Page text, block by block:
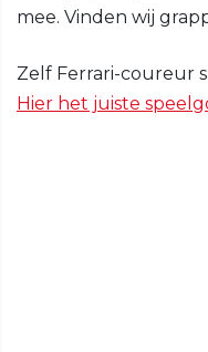
mee. Vinden wij
Zelf Ferrari-coureur
Hier het juiste